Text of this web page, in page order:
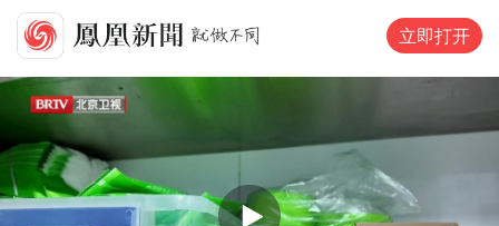
立即打开